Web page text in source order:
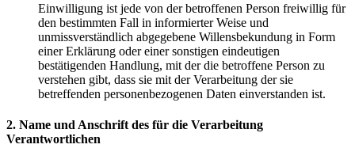
Einwilligung ist jede von der betroffenen Person freiwillig für
den bestimmten Fall in informierter Weise und
unmissverständlich abgegebene Willensbekundung in Form
einer Erklärung oder einer sonstigen eindeutigen
bestätigenden Handlung, mit der die betroffene Person zu
verstehen gibt, dass sie mit der Verarbeitung der sie
betreffenden personenbezogenen Daten einverstanden ist.
2. Name und Anschrift des für die Verarbeitung
Verantwortlichen